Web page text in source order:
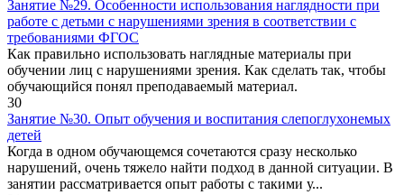
Занятие №29. Особенности использования наглядности при
работе с детьми с нарушениями зрения в соответствии с
требованиями ФГОС
Как правильно использовать наглядные материалы при
обучении лиц с нарушениями зрения. Как сделать так, чтобы
обучающийся понял преподаваемый материал.
30
Занятие №30. Опыт обучения и воспитания слепоглухонемых
детей
Когда в одном обучающемся сочетаются сразу несколько
нарушений, очень тяжело найти подход в данной ситуации. В
занятии рассматривается опыт работы с такими у...